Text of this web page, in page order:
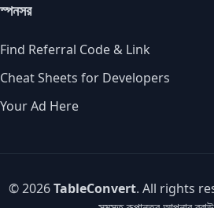
স্পনসর
Find Referral Code & Link
Cheat Sheets for Developers
Your Ad Here
© 2026TableConvert. All rights